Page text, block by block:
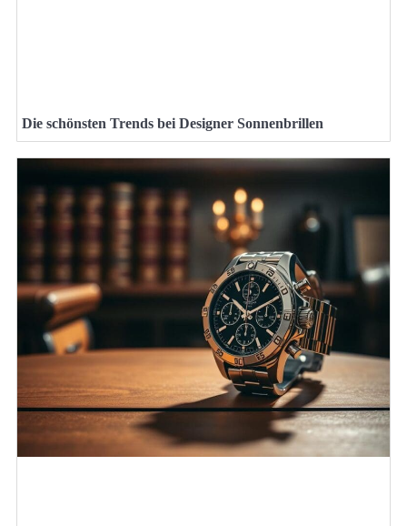
Die schönsten Trends bei Designer Sonnenbrillen